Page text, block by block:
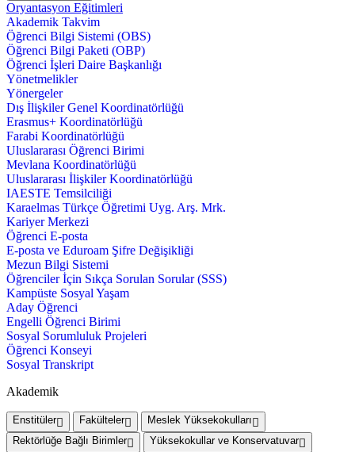
Oryantasyon Eğitimleri
Akademik Takvim
Öğrenci Bilgi Sistemi (OBS)
Öğrenci Bilgi Paketi (OBP)
Öğrenci İşleri Daire Başkanlığı
Yönetmelikler
Yönergeler
Dış İlişkiler Genel Koordinatörlüğü
Erasmus+ Koordinatörlüğü
Farabi Koordinatörlüğü
Uluslararası Öğrenci Birimi
Mevlana Koordinatörlüğü
Uluslararası İlişkiler Koordinatörlüğü
IAESTE Temsilciliği
Karaelmas Türkçe Öğretimi Uyg. Arş. Mrk.
Kariyer Merkezi
Öğrenci E-posta
E-posta ve Eduroam Şifre Değişikliği
Mezun Bilgi Sistemi
Öğrenciler İçin Sıkça Sorulan Sorular (SSS)
Kampüste Sosyal Yaşam
Aday Öğrenci
Engelli Öğrenci Birimi
Sosyal Sorumluluk Projeleri
Öğrenci Konseyi
Sosyal Transkript
Akademik
Enstitüler Fakülteler
Meslek Yüksekokulları
Rektörlüğe Bağlı Birimler
Yüksekokullar ve Konservatuvar